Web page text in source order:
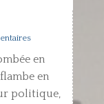
en
en
politique,